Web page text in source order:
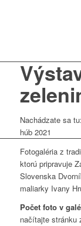
Nachádzate sa tu:
húb 2021
Fotogaléria z
ktorú pripravuje
Slovenska
maliarky Ivany
Počet foto v
načítajte stránku